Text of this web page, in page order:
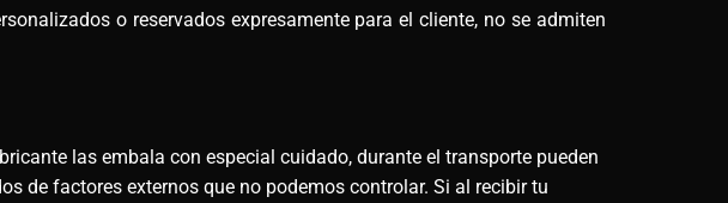
o reservados expresamente para el cliente, no se admiten
las embala con especial cuidado, durante el transporte pueden
de factores externos que no podemos controlar. Si al recibir tu